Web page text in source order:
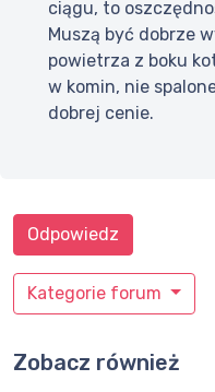
ciągu, to
Muszą być dobrze
powietrza z boku
w komin, nie
dobrej cenie.
Kategorie forum
Odpowiedz
Zobacz również